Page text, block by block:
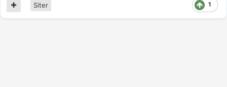
1
Siter